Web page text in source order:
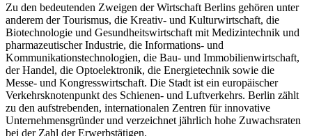
Zu den bedeutenden Zweigen der Wirtschaft Berlins gehören unter
anderem der Tourismus, die Kreativ- und Kulturwirtschaft, die
Biotechnologie und Gesundheitswirtschaft mit Medizintechnik und
pharmazeutischer Industrie, die Informations- und
Kommunikationstechnologien, die Bau- und Immobilienwirtschaft,
der Handel, die Optoelektronik, die Energietechnik sowie die
Messe- und Kongresswirtschaft. Die Stadt ist ein europäischer
Verkehrsknotenpunkt des Schienen- und Luftverkehrs. Berlin zählt
zu den aufstrebenden, internationalen Zentren für innovative
Unternehmensgründer und verzeichnet jährlich hohe Zuwachsraten
bei der Zahl der Erwerbstätigen.